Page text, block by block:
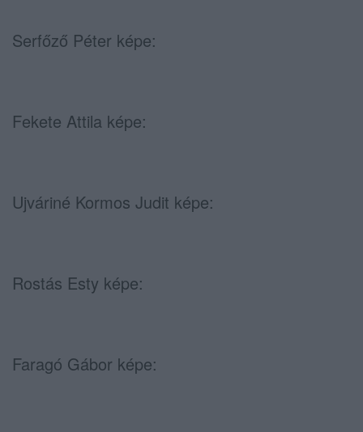
Serfőző Péter képe:
Fekete Attila képe:
Ujváriné Kormos Judit képe:
Rostás Esty képe:
Faragó Gábor képe: